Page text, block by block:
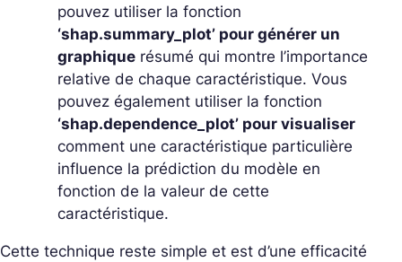
pouvez utiliser la fonction
‘shap.summary_plot’ pour générer un
graphique résumé qui montre l’importance
relative de chaque caractéristique. Vous
pouvez également utiliser la fonction
‘shap.dependence_plot’ pour visualiser
comment une caractéristique particulière
influence la prédiction du modèle en
fonction de la valeur de cette
caractéristique.
Cette technique reste simple et est d’une efficacité